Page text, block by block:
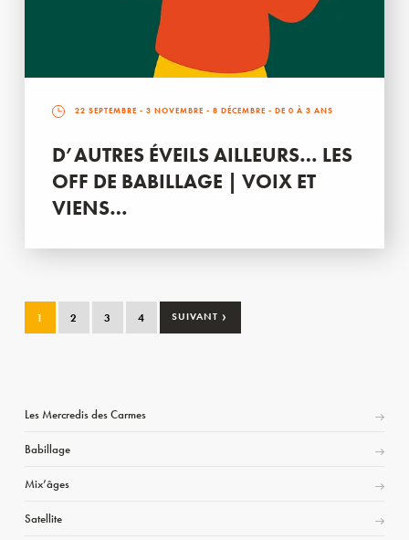
22 SEPTEMBRE - 3 NOVEMBRE - 8 DÉCEMBRE - DE 0 À 3 ANS
D’AUTRES ÉVEILS AILLEURS… LES
OFF DE BABILLAGE | VOIX ET
VIENS…
1 2 3 4 SUIVANT ›
Les Mercredis des Carmes
Babillage
Mix’âges
Satellite